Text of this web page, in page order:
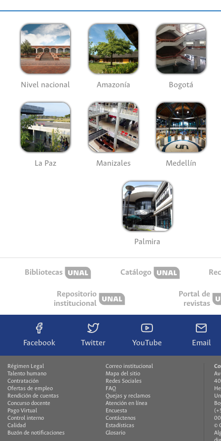
Nivel nacional Amazonía Bogotá
La Paz Manizales Medellín
Palmira
Bibliotecas Catálogo
Repositorio
institucional
Portal de
revistas
Facebook Twitter YouTube Email
Régimen Legal
Talento humano
Contratación
Ofertas de empleo
Rendición de cuentas
Concurso docente
Pago Virtual
Control interno
Calidad
Buzón de notificaciones
Correo institucional
Mapa del sitio
Redes Sociales
FAQ
Quejas y reclamos
Atención en línea
Encuesta
Contáctenos
Estadísticas
Glosario
©